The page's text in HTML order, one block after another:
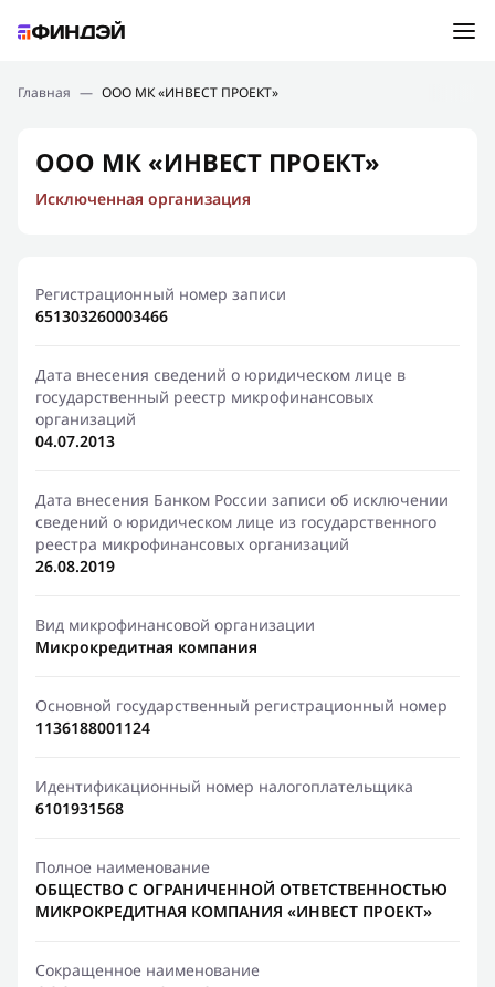
Подбор займа
Новости
Финансовое просвещение
Главная — ООО МК «ИНВЕСТ ПРОЕКТ»
ООО МК «ИНВЕСТ ПРОЕКТ»
Исключенная организация
Регистрационный номер записи
651303260003466
Дата внесения сведений о юридическом лице в
государственный реестр микрофинансовых
организаций
04.07.2013
Дата внесения Банком России записи об исключении
сведений о юридическом лице из государственного
реестра микрофинансовых организаций
26.08.2019
Вид микрофинансовой организации
Микрокредитная компания
Основной государственный регистрационный номер
1136188001124
Идентификационный номер налогоплательщика
6101931568
Полное наименование
ОБЩЕСТВО С ОГРАНИЧЕННОЙ ОТВЕТСТВЕННОСТЬЮ
МИКРОКРЕДИТНАЯ КОМПАНИЯ «ИНВЕСТ ПРОЕКТ»
Сокращенное наименование
Ошибка:Контактная форма не найдена.
Спасибо, что написали нам
Мы свяжемся с Вами в ближайшее время и сообщим
результат
Отправить новый запрос